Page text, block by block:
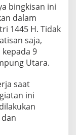
bingkisan ini
dalam
1445 H. Tidak
saja,
9
Utara.
saat
ini